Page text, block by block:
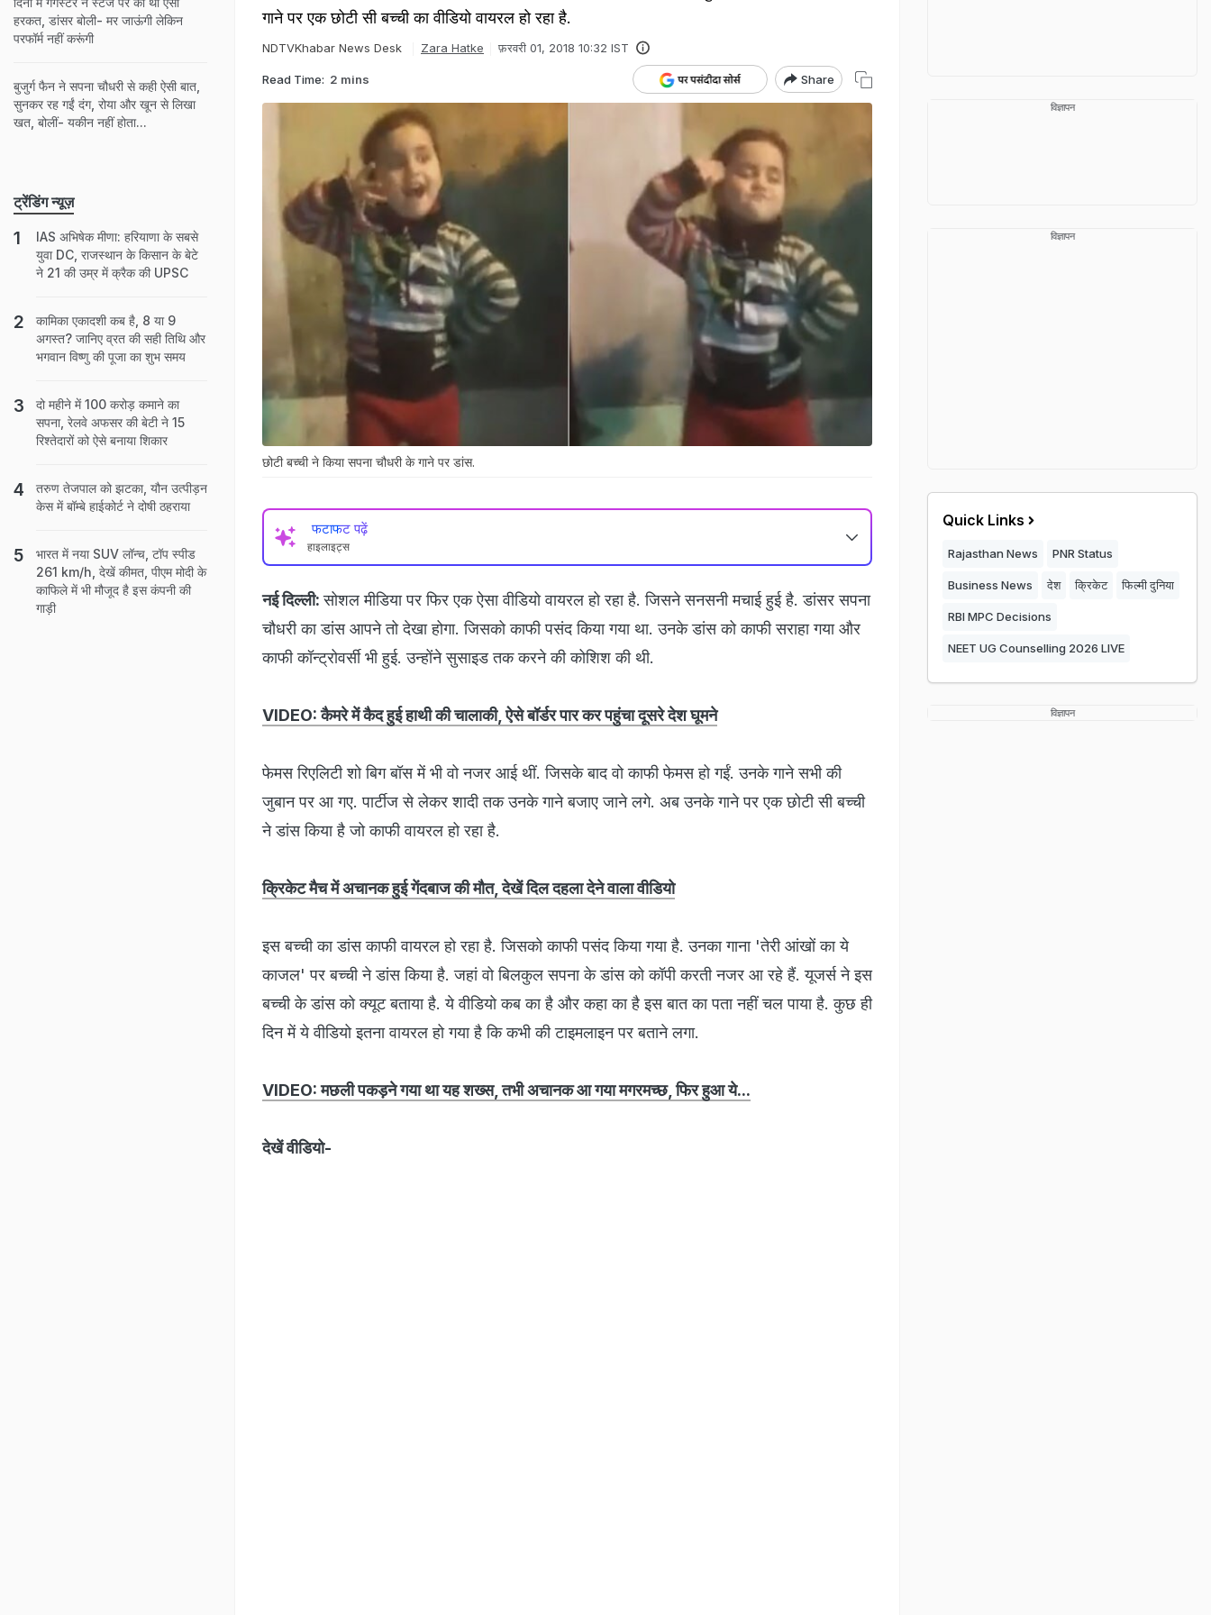
गाने पर एक छोटी सी बच्ची का वीडियो वायरल हो रहा है.
NDTVKhabar News Desk Zara Hatke फ़रवरी 01, 2018 10:32 IST
Read Time: 2 mins Share
छोटी बच्ची ने किया सपना चौधरी के गाने पर डांस.
फटाफट पढ़ें
हाइलाइट्स
नई दिल्ली: सोशल मीडिया पर फिर एक ऐसा वीडियो वायरल हो रहा है. जिसने सनसनी मचाई हुई है. डांसर सपना
चौधरी का डांस आपने तो देखा होगा. जिसको काफी पसंद किया गया था. उनके डांस को काफी सराहा गया और
काफी कॉन्ट्रोवर्सी भी हुई. उन्होंने सुसाइड तक करने की कोशिश की थी.
VIDEO: कैमरे में कैद हुई हाथी की चालाकी, ऐसे बॉर्डर पार कर पहुंचा दूसरे देश घूमने
फेमस रिएलिटी शो बिग बॉस में भी वो नजर आई थीं. जिसके बाद वो काफी फेमस हो गईं. उनके गाने सभी की
जुबान पर आ गए. पार्टीज से लेकर शादी तक उनके गाने बजाए जाने लगे. अब उनके गाने पर एक छोटी सी बच्ची
ने डांस किया है जो काफी वायरल हो रहा है.
क्रिकेट मैच में अचानक हुई गेंदबाज की मौत, देखें दिल दहला देने वाला वीडियो
इस बच्ची का डांस काफी वायरल हो रहा है. जिसको काफी पसंद किया गया है. उनका गाना 'तेरी आंखों का ये
काजल' पर बच्ची ने डांस किया है. जहां वो बिलकुल सपना के डांस को कॉपी करती नजर आ रहे हैं. यूजर्स ने इस
बच्ची के डांस को क्यूट बताया है. ये वीडियो कब का है और कहा का है इस बात का पता नहीं चल पाया है. कुछ ही
दिन में ये वीडियो इतना वायरल हो गया है कि कभी की टाइमलाइन पर बताने लगा.
VIDEO: मछली पकड़ने गया था यह शख्स, तभी अचानक आ गया मगरमच्छ, फिर हुआ ये...
देखें वीडियो-
हरकत, डांसर बोली- मर जाऊंगी लेकिन
परफॉर्म नहीं करूंगी
बुजुर्ग फैन ने सपना चौधरी से कही ऐसी बात,
सुनकर रह गईं दंग, रोया और खून से लिखा
खत, बोलीं- यकीन नहीं होता...
ट्रेंडिंग न्यूज़
IAS अभिषेक मीणा: हरियाणा के सबसे
युवा DC, राजस्थान के किसान के बेटे
ने 21 की उम्र में क्रैक की UPSC
कामिका एकादशी कब है, 8 या 9
अगस्त? जानिए व्रत की सही तिथि और
भगवान विष्णु की पूजा का शुभ समय
दो महीने में 100 करोड़ कमाने का
सपना, रेलवे अफसर की बेटी ने 15
रिश्तेदारों को ऐसे बनाया शिकार
तरुण तेजपाल को झटका, यौन उत्पीड़न
केस में बॉम्बे हाईकोर्ट ने दोषी ठहराया
भारत में नया SUV लॉन्च, टॉप स्पीड
261 km/h, देखें कीमत, पीएम मोदी के
काफिले में भी मौजूद है इस कंपनी की
गाड़ी
विज्ञापन
विज्ञापन
Quick Links
Rajasthan News PNR Status
Business News देश क्रिकेट फिल्मी दुनिया
RBI MPC Decisions
NEET UG Counselling 2026 LIVE
विज्ञापन